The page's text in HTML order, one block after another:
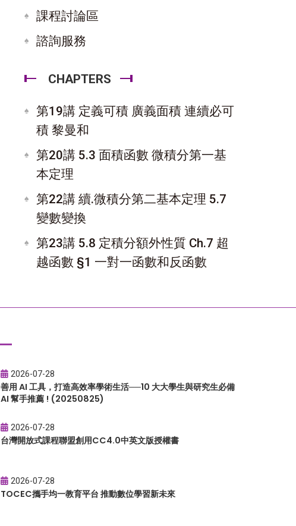
課程討論區
諮詢服務
CHAPTERS
第19講 定義可積 廣義面積 連續必可
積 黎曼和
第20講 5.3 面積函數 微積分第一基
本定理
第22講 續.微積分第二基本定理 5.7
變數變換
第23講 5.8 定積分額外性質 Ch.7 超
越函數 §1 一對一函數和反函數
2026-07-28
善用 AI 工具，打造高效率學術生活──10 大大學生與研究生必備
AI 幫手推薦 ! (20250825)
2026-07-28
台灣開放式課程聯盟創用CC4.0中英文版授權書
2026-07-28
TOCEC攜手均一教育平台 推動數位學習新未來